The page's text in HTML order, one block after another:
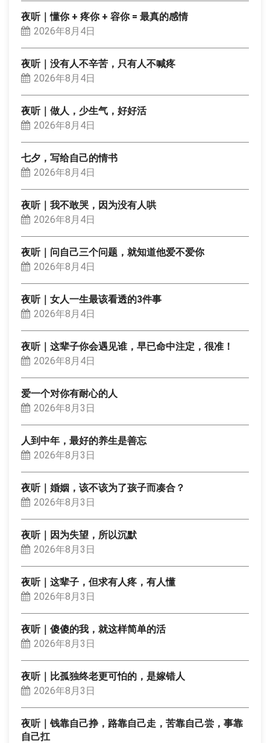
夜听｜懂你 + 疼你 + 容你 = 最真的感情
2026年8月4日
夜听｜没有人不辛苦，只有人不喊疼
2026年8月4日
夜听｜做人，少生气，好好活
2026年8月4日
七夕，写给自己的情书
2026年8月4日
夜听｜我不敢哭，因为没有人哄
2026年8月4日
夜听｜问自己三个问题，就知道他爱不爱你
2026年8月4日
夜听｜女人一生最该看透的3件事
2026年8月4日
夜听｜这辈子你会遇见谁，早已命中注定，很准！
2026年8月4日
爱一个对你有耐心的人
2026年8月3日
人到中年，最好的养生是善忘
2026年8月3日
夜听｜婚姻，该不该为了孩子而凑合？
2026年8月3日
夜听｜因为失望，所以沉默
2026年8月3日
夜听｜这辈子，但求有人疼，有人懂
2026年8月3日
夜听｜傻傻的我，就这样简单的活
2026年8月3日
夜听｜比孤独终老更可怕的，是嫁错人
2026年8月3日
夜听｜钱靠自己挣，路靠自己走，苦靠自己尝，事靠
自己扛